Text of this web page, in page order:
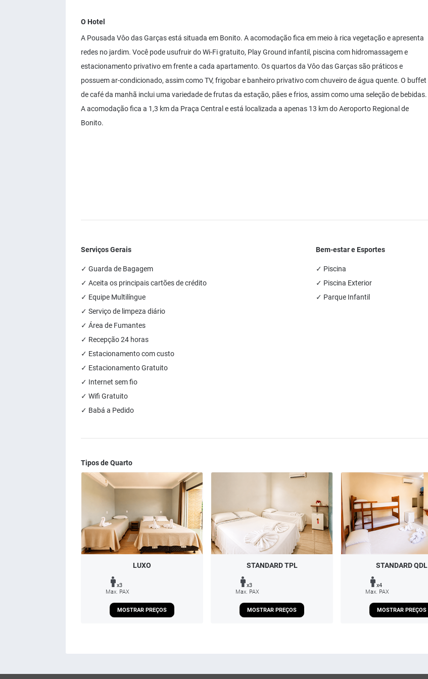
O Hotel
A Pousada Vôo das Garças está situada em Bonito. A acomodação fica em meio à rica vegetação e apresenta
redes no jardim. Você pode usufruir do Wi-Fi gratuito, Play Ground infantil, piscina com hidromassagem e
estacionamento privativo em frente a cada apartamento. Os quartos da Vôo das Garças são práticos e
possuem ar-condicionado, assim como TV, frigobar e banheiro privativo com chuveiro de água quente. O buffet
de café da manhã inclui uma variedade de frutas da estação, pães e frios, assim como uma seleção de bebidas.
A acomodação fica a 1,3 km da Praça Central e está localizada a apenas 13 km do Aeroporto Regional de
Bonito.
Serviços Gerais
✓ Guarda de Bagagem
✓ Aceita os principais cartões de crédito
✓ Equipe Multilíngue
✓ Serviço de limpeza diário
✓ Área de Fumantes
✓ Recepção 24 horas
✓ Estacionamento com custo
✓ Estacionamento Gratuito
✓ Internet sem fio
✓ Wifi Gratuito
✓ Babá a Pedido
Bem-estar e Esportes
✓ Piscina
✓ Piscina Exterior
✓ Parque Infantil
Tipos de Quarto
LUXO
x3
Max. PAX
MOSTRAR PREÇOS
STANDARD TPL
x3
Max. PAX
MOSTRAR PREÇOS
STANDARD QDL
x4
Max. PAX
MOSTRAR PREÇOS